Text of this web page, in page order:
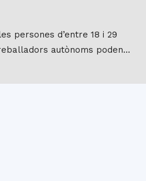
persones d’entre 18 i 29
autònoms poden…